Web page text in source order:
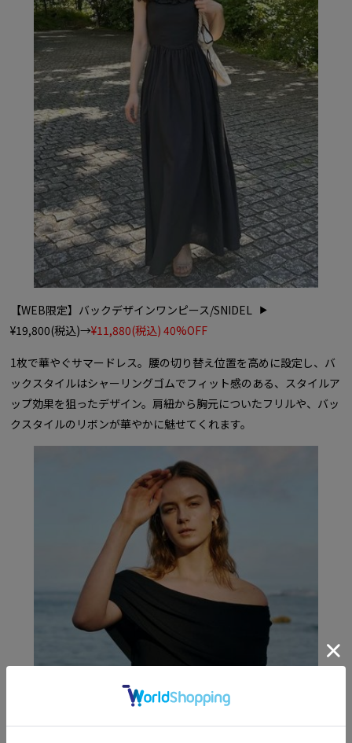
【WEB限定】バックデザインワンピース/SNIDEL
¥19,800(税込)→¥11,880(税込) 40%OFF
1枚で華やぐサマードレス。腰の切り替え位置を高めに設定し、バ
ックスタイルはシャーリングゴムでフィット感のある、スタイルア
ップ効果を狙ったデザイン。肩紐から胸元についたフリルや、バッ
クスタイルのリボンが華やかに魅せてくれます。